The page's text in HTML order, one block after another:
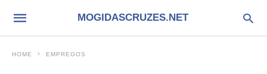
MOGIDASCRUZES.NET
HOME EMPREGOS